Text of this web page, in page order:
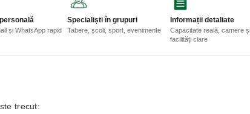
și WhatsApp rapid
Specialiști în grupuri
Tabere, școli, sport, evenimente
Informații detaliate
Capacitate reală, camere și
facilități clare
trecut: